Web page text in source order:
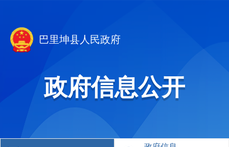
巴里坤县人民政府
政府信息公开